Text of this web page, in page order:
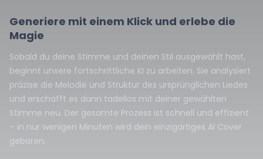
Generiere mit einem Klick und erlebe die
Magie
Sobald du deine Stimme und deinen Stil ausgewählt hast,
beginnt unsere fortschrittliche KI zu arbeiten. Sie analysiert
präzise die Melodie und Struktur des ursprünglichen Liedes
und erschafft es dann tadellos mit deiner gewählten
Stimme neu. Der gesamte Prozess ist schnell und effizient
– in nur wenigen Minuten wird dein einzigartiges AI Cover
geboren.